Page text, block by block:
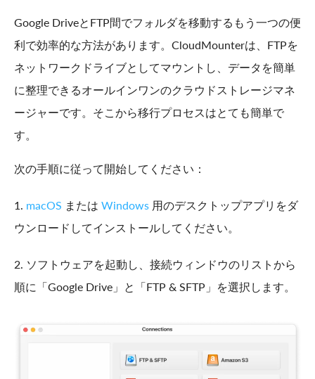
Google DriveとFTP間でフォルダを移動するもう一つの便
利で効率的な方法があります。CloudMounterは、FTPを
ネットワークドライブとしてマウントし、データを簡単
に整理できるオールインワンのクラウドストレージマネ
ージャーです。そこから移行プロセスはとても簡単で
す。
次の手順に従って開始してください：
1. macOS または Windows 用のデスクトップアプリをダ
ウンロードしてインストールしてください。
2. ソフトウェアを起動し、接続ウィンドウのリストから
順に「Google Drive」と「FTP & SFTP」を選択します。